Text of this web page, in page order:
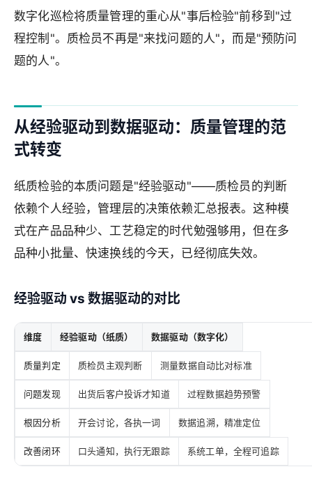
数字化巡检将质量管理的重心从"事后检验"前移到"过
程控制"。质检员不再是"来找问题的人"，而是"预防问
题的人"。
从经验驱动到数据驱动：质量管理的范
式转变
纸质检验的本质问题是"经验驱动"——质检员的判断
依赖个人经验，管理层的决策依赖汇总报表。这种模
式在产品品种少、工艺稳定的时代勉强够用，但在多
品种小批量、快速换线的今天，已经彻底失效。
经验驱动 vs 数据驱动的对比
维度 经验驱动（纸质） 数据驱动（数字化）
质量判定 质检员主观判断 测量数据自动比对标准
问题发现 出货后客户投诉才知道 过程数据趋势预警
根因分析 开会讨论，各执一词 数据追溯，精准定位
改善闭环 口头通知，执行无跟踪 系统工单，全程可追踪